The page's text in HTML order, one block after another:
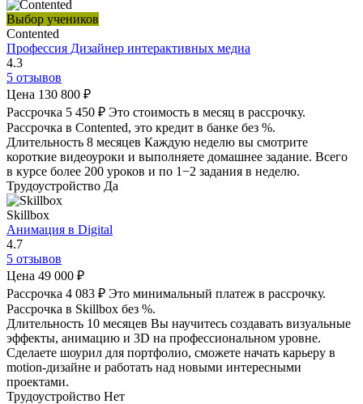
Выбор учеников
Contented
Профессия Дизайнер интерактивных медиа
4.3
5 отзывов
Цена 130 800 ₽
Рассрочка 5 450 ₽ Это стоимость в месяц в рассрочку.
Рассрочка в Contented, это кредит в банке без %.
Длительность 8 месяцев Каждую неделю вы смотрите
короткие видеоуроки и выполняете домашнее задание. Всего
в курсе более 200 уроков и по 1−2 задания в неделю.
Трудоустройство Да
Skillbox
Анимация в Digital
4.7
5 отзывов
Цена 49 000 ₽
Рассрочка 4 083 ₽ Это минимальный платеж в рассрочку.
Рассрочка в Skillbox без %.
Длительность 10 месяцев Вы научитесь создавать визуальные
эффекты, анимацию и 3D на профессиональном уровне.
Сделаете шоурил для портфолио, сможете начать карьеру в
motion-дизайне и работать над новыми интересными
проектами.
Трудоустройство Нет